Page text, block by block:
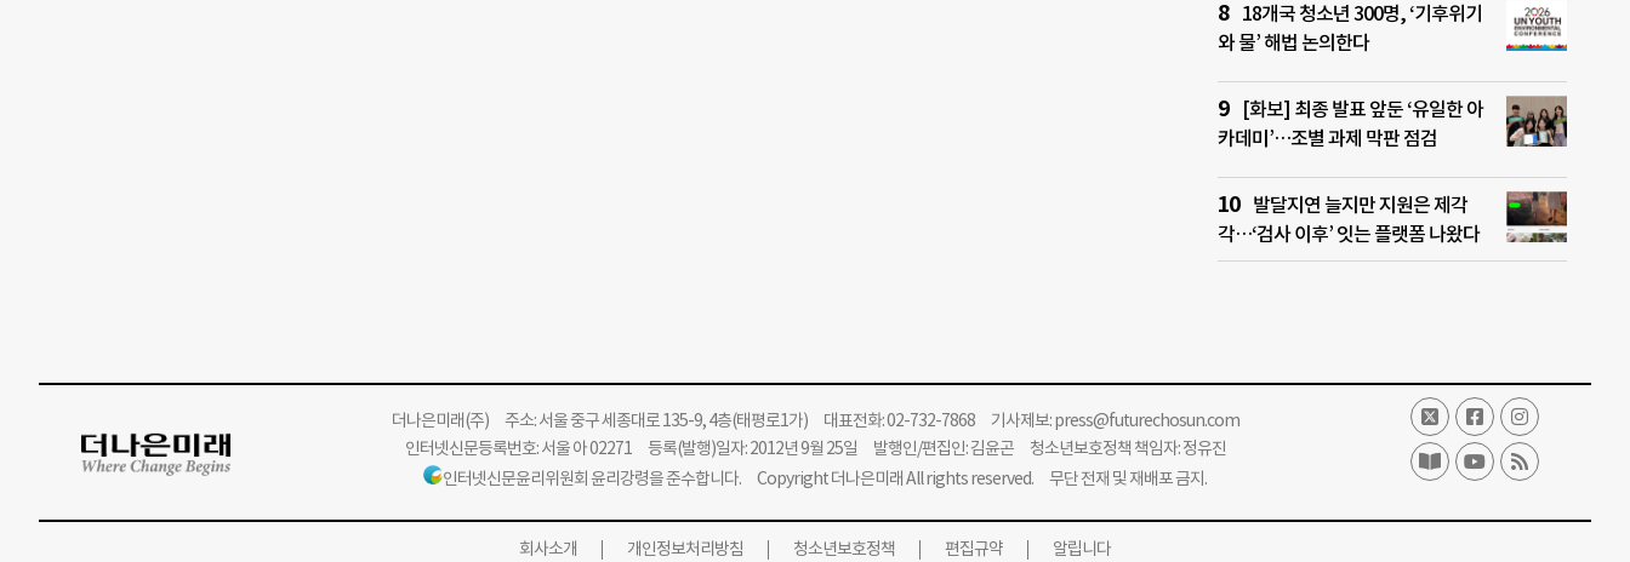
18개국 청소년 300명, ‘기후위기
와 물’ 해법 논의한다
[화보] 최종 발표 앞둔 ‘유일한 아
카데미’…조별 과제 막판 점검
발달지연 늘지만 지원은 제각
각…‘검사 이후’ 잇는 플랫폼 나왔다
더나은미래(주)주소: 서울 중구 세종대로 135-9, 4층(태평로1가) 대표전화: 02-732-7868 기사제보:press@futurechosun.com
인터넷신문등록번호: 서울 아 02271 등록(발행)일자: 2012년 9월 25일 발행인/편집인: 김윤곤 청소년보호정책 책임자: 정유진
인터넷신문윤리위원회 윤리강령을 준수합니다. Copyright 더나은미래 All rights reserved. 무단 전재 및 재배포 금지.
회사소개 개인정보처리방침 청소년보호정책 편집규약 알립니다